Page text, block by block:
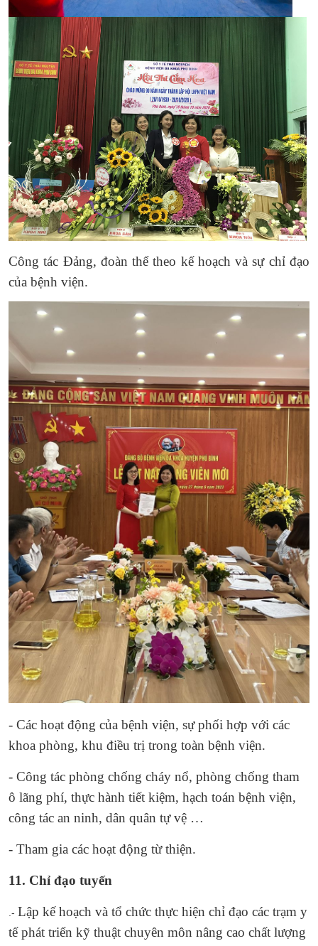
Công tác Đảng, đoàn thể theo kế hoạch và sự chỉ đạo
của bệnh viện.
- Các hoạt động của bệnh viện, sự phối hợp với các
khoa phòng, khu điều trị trong toàn bệnh viện.
- Công tác phòng chống cháy nổ, phòng chống tham
ô lãng phí, thực hành tiết kiệm, hạch toán bệnh viện,
công tác an ninh, dân quân tự vệ …
- Tham gia các hoạt động từ thiện.
11. Chỉ đạo tuyến
.- Lập kế hoạch và tổ chức thực hiện chỉ đạo các trạm y
tế phát triển kỹ thuật chuyên môn nâng cao chất lượng